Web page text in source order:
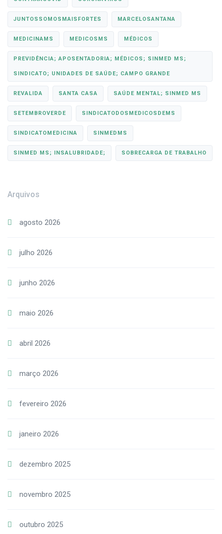
JUNTOSSOMOSMAISFORTES MARCELOSANTANA
MEDICINAMS MEDICOSMS MÉDICOS
PREVIDÊNCIA; APOSENTADORIA; MÉDICOS; SINMED MS;
SINDICATO; UNIDADES DE SAÚDE; CAMPO GRANDE
REVALIDA SANTA CASA SAÚDE MENTAL; SINMED MS
SETEMBROVERDE SINDICATODOSMEDICOSDEMS
SINDICATOMEDICINA SINMEDMS
SINMED MS; INSALUBRIDADE; SOBRECARGA DE TRABALHO
Arquivos
agosto 2026
julho 2026
junho 2026
maio 2026
abril 2026
março 2026
fevereiro 2026
janeiro 2026
dezembro 2025
novembro 2025
outubro 2025